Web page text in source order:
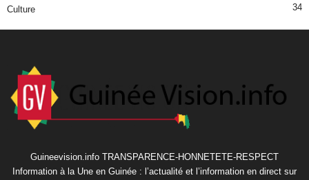
Culture 34
Guineevision.info TRANSPARENCE-HONNETETE-RESPECT
Information à la Une en Guinée : l’actualité et l’information en direct sur